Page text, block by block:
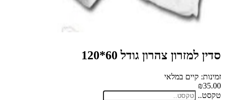
סדין למזרון צהרון גודל 60*120
זמינות: קיים במלאי
₪35.00
טקסט..